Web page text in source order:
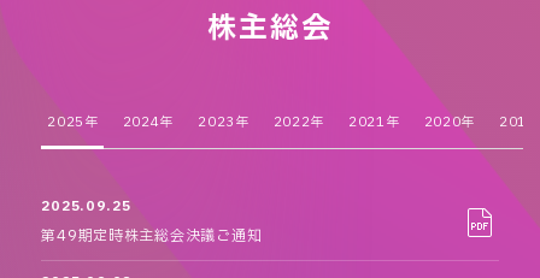
COMPANY
IR
株主総会
2025年 2024年 2023年 2022年 2021年 2020年 2019
2025.09.25
第49期定時株主総会決議ご通知